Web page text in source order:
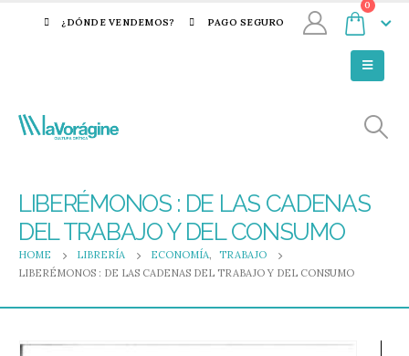
¿DÓNDE VENDEMOS? PAGO SEGURO
0
LIBERÉMONOS : DE LAS CADENAS
DEL TRABAJO Y DEL CONSUMO
HOME LIBRERÍA ECONOMÍA,
TRABAJO
LIBERÉMONOS : DE LAS CADENAS DEL TRABAJO Y DEL CONSUMO